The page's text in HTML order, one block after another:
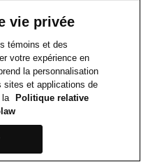
vie privée
témoins et des
votre expérience en
la personnalisation
sites et applications de
la
Politique relative